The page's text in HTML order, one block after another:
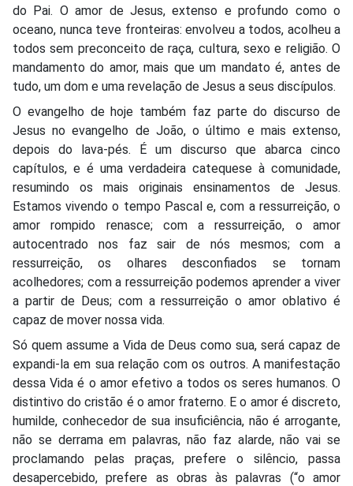
do Pai. O amor de Jesus, extenso e profundo como o
oceano, nunca teve fronteiras: envolveu a todos, acolheu a
todos sem preconceito de raça, cultura, sexo e religião. O
mandamento do amor, mais que um mandato é, antes de
tudo, um dom e uma revelação de Jesus a seus discípulos.
O evangelho de hoje também faz parte do discurso de
Jesus no evangelho de João, o último e mais extenso,
depois do lava-pés. É um discurso que abarca cinco
capítulos, e é uma verdadeira catequese à comunidade,
resumindo os mais originais ensinamentos de Jesus.
Estamos vivendo o tempo Pascal e, com a ressurreição, o
amor rompido renasce; com a ressurreição, o amor
autocentrado nos faz sair de nós mesmos; com a
ressurreição, os olhares desconfiados se tornam
acolhedores; com a ressurreição podemos aprender a viver
a partir de Deus; com a ressurreição o amor oblativo é
capaz de mover nossa vida.
Só quem assume a Vida de Deus como sua, será capaz de
expandi-la em sua relação com os outros. A manifestação
dessa Vida é o amor efetivo a todos os seres humanos. O
distintivo do cristão é o amor fraterno. E o amor é discreto,
humilde, conhecedor de sua insuficiência, não é arrogante,
não se derrama em palavras, não faz alarde, não vai se
proclamando pelas praças, prefere o silêncio, passa
desapercebido, prefere as obras às palavras (“o amor